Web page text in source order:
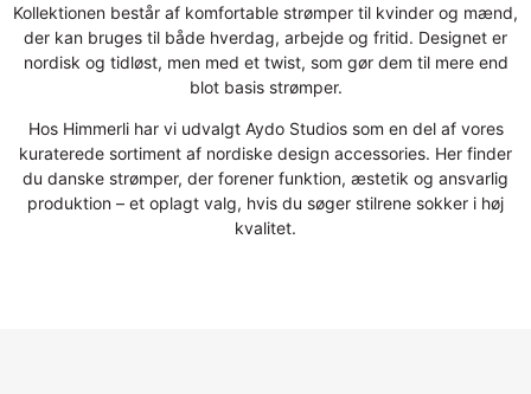
Kollektionen består af komfortable strømper til kvinder og mænd,
der kan bruges til både hverdag, arbejde og fritid. Designet er
nordisk og tidløst, men med et twist, som gør dem til mere end
blot basis strømper.
Hos Himmerli har vi udvalgt Aydo Studios som en del af vores
kuraterede sortiment af nordiske design accessories. Her finder
du danske strømper, der forener funktion, æstetik og ansvarlig
produktion – et oplagt valg, hvis du søger stilrene sokker i høj
kvalitet.